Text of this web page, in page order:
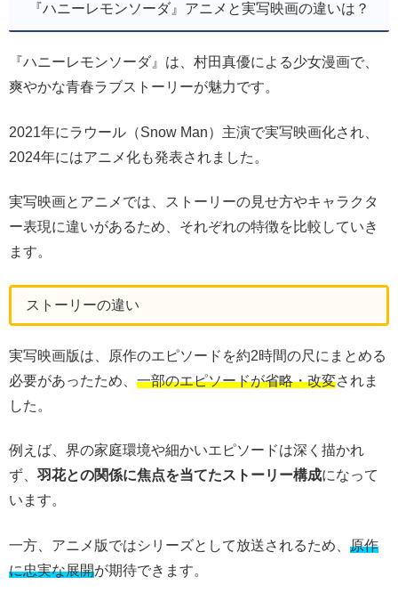
『ハニーレモンソーダ』アニメと実写映画の違いは？
『ハニーレモンソーダ』は、村田真優による少女漫画で、
爽やかな青春ラブストーリーが魅力です。
2021年にラウール（Snow Man）主演で実写映画化され、
2024年にはアニメ化も発表されました。
実写映画とアニメでは、ストーリーの見せ方やキャラクタ
ー表現に違いがあるため、それぞれの特徴を比較していき
ます。
ストーリーの違い
実写映画版は、原作のエピソードを約2時間の尺にまとめる
必要があったため、 一部のエピソードが省略・改変されま
した。
例えば、界の家庭環境や細かいエピソードは深く描かれ
ず、 羽花との関係に焦点を当てたストーリー構成になって
います。
一方、アニメ版ではシリーズとして放送されるため、 原作
に忠実な展開が期待できます。